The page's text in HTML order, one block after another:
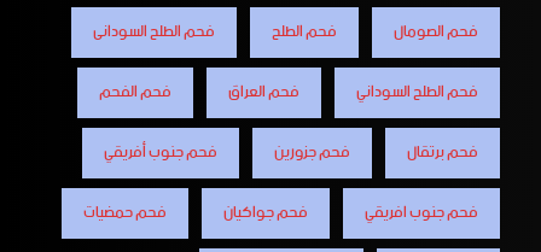
فحم الصومال
فحم الطلح
فحم الطلح السودانى
فحم الطلح السوداني
فحم العراق
فحم الفحم
فحم برتقال
فحم جزورين
فحم جنوب أفريقي
فحم جنوب افريقي
فحم جواكيان
فحم حمضيات